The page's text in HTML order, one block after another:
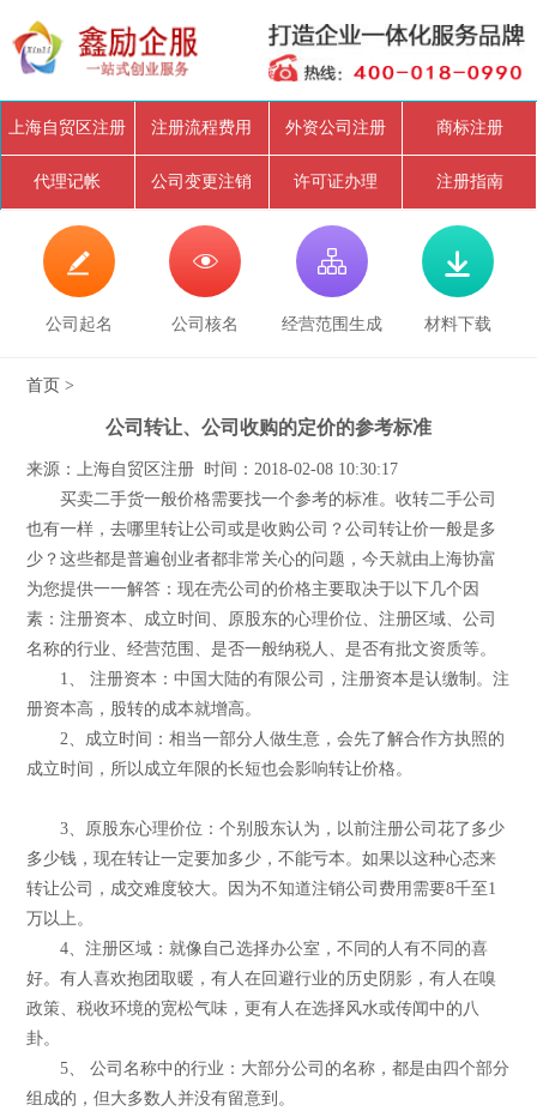
上海自贸区注册 注册流程费用 外资公司注册 商标注册
代理记帐 公司变更注销 许可证办理 注册指南

公司起名

公司核名

经营范围生成

材料下载
首页 >
公司转让、公司收购的定价的参考标准
来源：上海自贸区注册 时间：2018-02-08 10:30:17
买卖二手货一般价格需要找一个参考的标准。收转二手公司
也有一样，去哪里转让公司或是收购公司？公司转让价一般是多
少？这些都是普遍创业者都非常关心的问题，今天就由上海协富
为您提供一一解答：现在壳公司的价格主要取决于以下几个因
素：注册资本、成立时间、原股东的心理价位、注册区域、公司
名称的行业、经营范围、是否一般纳税人、是否有批文资质等。
1、 注册资本：中国大陆的有限公司，注册资本是认缴制。注
册资本高，股转的成本就增高。
2、成立时间：相当一部分人做生意，会先了解合作方执照的
成立时间，所以成立年限的长短也会影响转让价格。
3、原股东心理价位：个别股东认为，以前注册公司花了多少
多少钱，现在转让一定要加多少，不能亏本。如果以这种心态来
转让公司，成交难度较大。因为不知道注销公司费用需要8千至1
万以上。
4、注册区域：就像自己选择办公室，不同的人有不同的喜
好。有人喜欢抱团取暖，有人在回避行业的历史阴影，有人在嗅
政策、税收环境的宽松气味，更有人在选择风水或传闻中的八
卦。
5、 公司名称中的行业：大部分公司的名称，都是由四个部分
组成的，但大多数人并没有留意到。